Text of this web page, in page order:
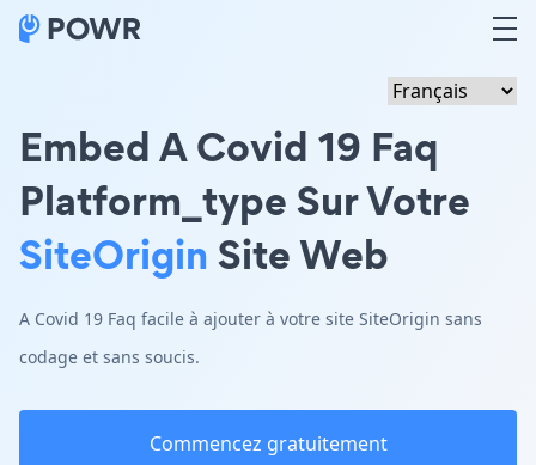
Embed A Covid 19 Faq
Platform_type Sur Votre
SiteOriginSite Web
A Covid 19 Faq facile à ajouter à votre site SiteOrigin sans
codage et sans soucis.
Commencez gratuitement